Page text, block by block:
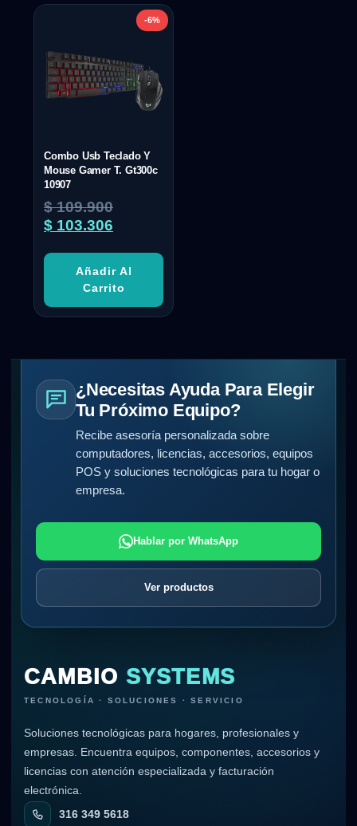
-6%
Combo Usb Teclado Y
Mouse Gamer T. Gt300c
10907
$109.900
$ 103.306
Añadir Al
Carrito
¿Necesitas Ayuda Para Elegir
Tu Próximo Equipo?
Recibe asesoría personalizada sobre
computadores, licencias, accesorios, equipos
POS y soluciones tecnológicas para tu hogar o
empresa.
Hablar por WhatsApp
Ver productos
CAMBIO SYSTEMS
TECNOLOGÍA · SOLUCIONES · SERVICIO
Soluciones tecnológicas para hogares, profesionales y
empresas. Encuentra equipos, componentes, accesorios y
licencias con atención especializada y facturación
electrónica.
316 349 5618